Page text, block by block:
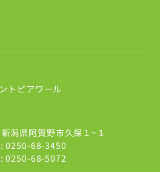
潟県阿賀野市久保１−１
:0250-68-3450
: 0250-68-5072